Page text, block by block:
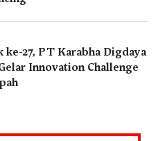
27, PT Karabha Digdaya
Innovation Challenge